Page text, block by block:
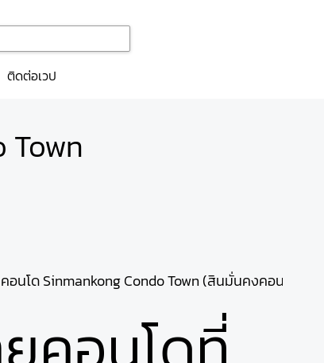
ติดต่อเวป
Town
ทาวน์)
อนโด Sinmankong Condo Town (สินมั่นคงคอนโดทาวน์)